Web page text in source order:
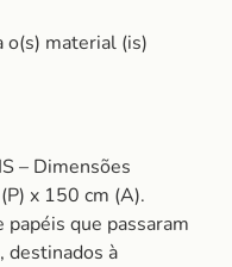
o(s) material (is)
– Dimensões
x 150 cm (A).
que passaram
destinados à